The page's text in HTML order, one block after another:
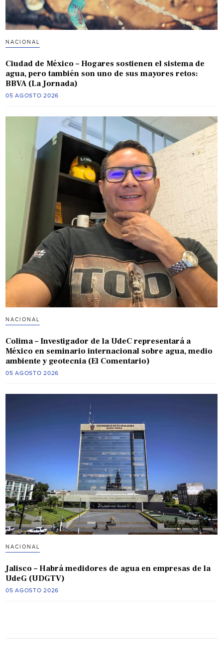
NACIONAL
Ciudad de México – Hogares sostienen el sistema de
agua, pero también son uno de sus mayores retos:
BBVA (La Jornada)
05 AGOSTO 2026
NACIONAL
Colima – Investigador de la UdeC representará a
México en seminario internacional sobre agua, medio
ambiente y geotecnia (El Comentario)
05 AGOSTO 2026
NACIONAL
Jalisco – Habrá medidores de agua en empresas de la
UdeG (UDGTV)
05 AGOSTO 2026